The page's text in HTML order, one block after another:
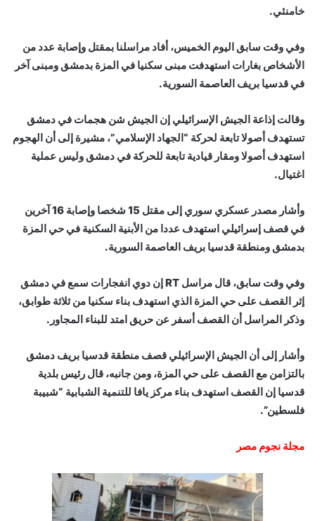
خامنئي.
وفي وقت سابق اليوم الخميس، أفاد مراسلنا بمقتل وإصابة عدد من
الأشخاص بغارات استهدفت مبنى سكنيا في المزة بدمشق ومبنى آخر
في قدسيا بريف العاصمة السورية.
وقالت إذاعة الجيش الإسرائيلي إن الجيش شن هجمات في دمشق
تستهدف أصولا تابعة لحركة “الجهاد الإسلامي”، مشيرة إلى أن الهجوم
استهدف أصولا ومقار قيادية تابعة للحركة في دمشق وليس عملية
اغتيال.
وأشار مصدر عسكري سوري إلى مقتل 15 شخصا وإصابة 16 آخرين
في قصف إسرائيلي استهدف عددا من الأبنية السكنية في حي المزة
بدمشق ومنطقة قدسيا بريف العاصمة السورية.
وفي وقت سابق، قال مراسل RT إن دوي انفجارات سمع في دمشق
إثر القصف على حي المزة الذي استهدف بناء سكنيا من ثلاثة طوابق،
وذكر المراسل أن القصف أسفر عن حريق امتد للبناء المجاور.
وأشار إلى أن الجيش الإسرائيلي قصف منطقة قدسيا بريف دمشق
بالتزامن مع القصف على حي المزة، ومن جانبه، قال رئيس بلدية
قدسيا إن القصف استهدف بناء مركز يافا للتنمية الشبابية “شبيبة
فلسطين”.
مجلة نجوم مصر